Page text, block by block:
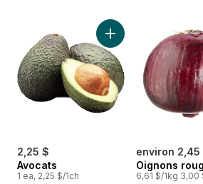
sauter Meilleures ventes
2,25 $
Avocats
1 ea, 2,25 $/1ch
Ajouter Avocats au
environ 2,45
Oignons
6,61 $/1kg 3,00